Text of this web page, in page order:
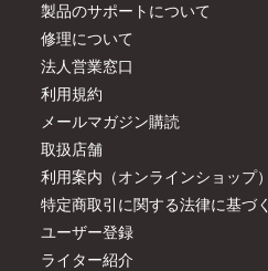
製品のサポートについて
修理について
法人営業窓口
利用規約
メールマガジン購読
取扱店舗
利用案内（オンラインショップ）
特定商取引に関する法律に基づ
ユーザー登録
ライター紹介